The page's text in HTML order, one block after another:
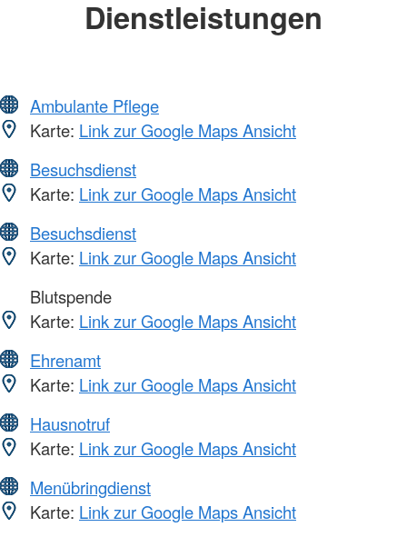
Dienstleistungen
Ambulante Pflege
Karte: Link zur Google Maps Ansicht
Besuchsdienst
Karte: Link zur Google Maps Ansicht
Besuchsdienst
Karte: Link zur Google Maps Ansicht
Blutspende
Karte: Link zur Google Maps Ansicht
Ehrenamt
Karte: Link zur Google Maps Ansicht
Hausnotruf
Karte: Link zur Google Maps Ansicht
Menübringdienst
Karte: Link zur Google Maps Ansicht